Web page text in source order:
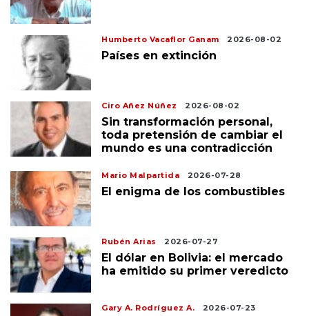
Humberto Vacaflor Ganam 2026-08-02
Países en extinción
Ciro Añez Núñez 2026-08-02
Sin transformación personal,
toda pretensión de cambiar el
mundo es una contradicción
Mario Malpartida 2026-07-28
El enigma de los combustibles
Rubén Arias 2026-07-27
El dólar en Bolivia: el mercado
ha emitido su primer veredicto
Gary A. Rodríguez A. 2026-07-23